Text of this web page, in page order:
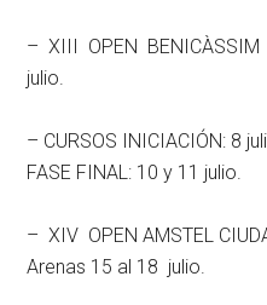
– XIII OPEN
julio.
– CURSOS INICIACIÓN: 8
FASE FINAL: 10 y 11 julio.
– XIV OPEN AMSTEL
Arenas 15 al 18 julio.